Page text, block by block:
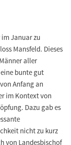
Januar zu
Mansfeld. Dieses
aller
bunte gut
Anfang an
im Kontext von
Dazu gab es
nicht zu kurz
von Landesbischof